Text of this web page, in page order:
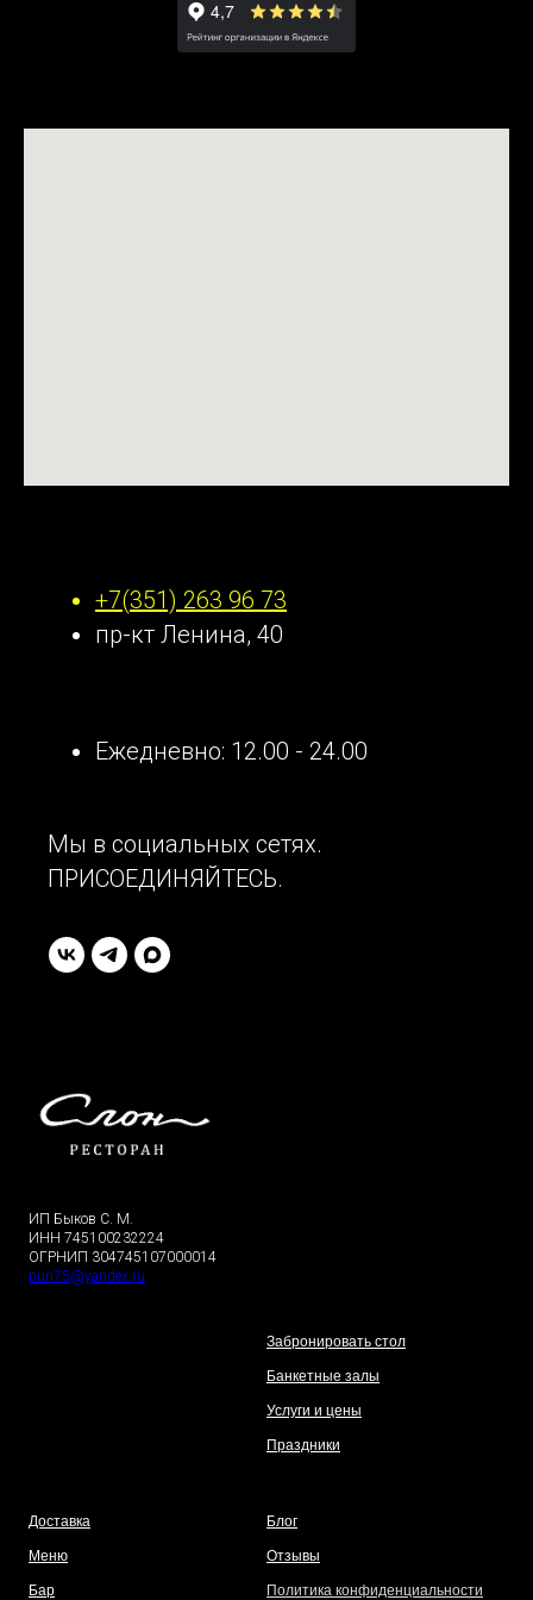
+7(351) 263 96 73
пр-кт Ленина, 40
Ежедневно: 12.00 - 24.00
Мы в социальных сетях.
ПРИСОЕДИНЯЙТЕСЬ.
ИП Быков С. М.
ИНН 745100232224
ОГРНИП 304745107000014
pun75@yandex.ru
Забронировать стол
Банкетные залы
Услуги и цены
Праздники
Доставка
Меню
Бар
Блог
Отзывы
Политика конфиденциальности